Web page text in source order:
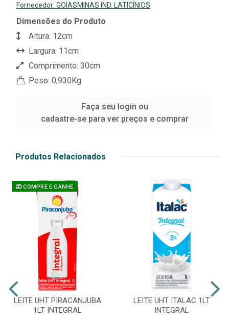
Fornecedor: GOIASMINAS IND. LATICÍNIOS
Dimensões do Produto
Altura: 12cm
Largura: 11cm
Comprimento: 30cm
Peso: 0,930Kg
Faça seu login ou
cadastre-se para ver preços e comprar
Produtos Relacionados
COMPRE E GANHE
LEITE UHT PIRACANJUBA
1LT INTEGRAL
LEITE UHT ITALAC 1LT
INTEGRAL